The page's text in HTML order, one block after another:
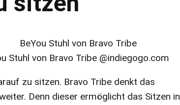
Stuhl von Bravo Tribe @indiegogo.com
zu sitzen. Bravo Tribe denkt das
Denn dieser ermöglicht das Sitzen in